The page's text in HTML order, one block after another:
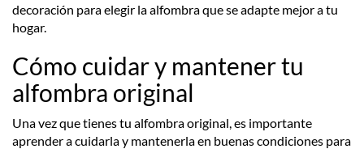
decoración para elegir la alfombra que se adapte mejor a tu
hogar.
Cómo cuidar y mantener tu
alfombra original
Una vez que tienes tu alfombra original, es importante
aprender a cuidarla y mantenerla en buenas condiciones para